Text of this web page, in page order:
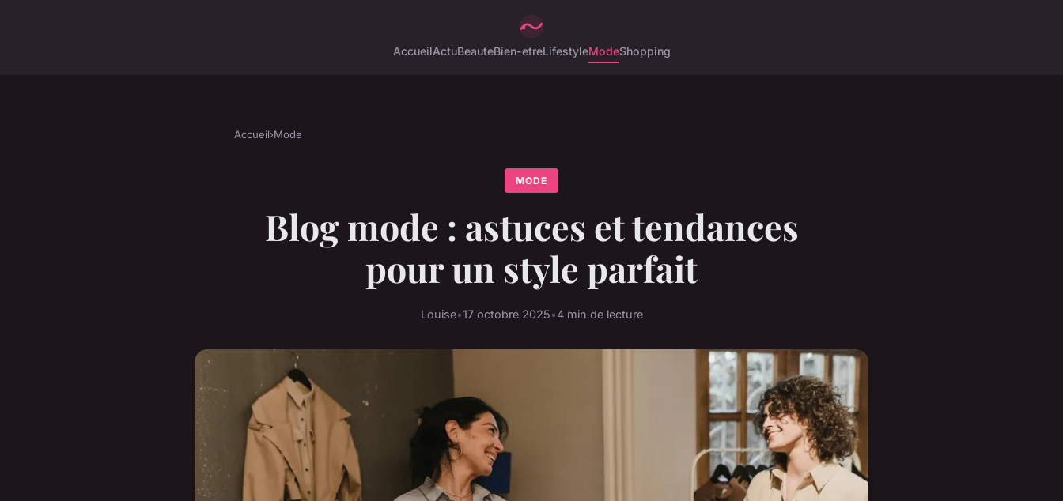
AccueilActuBeauteBien-etreLifestyleModeShopping
Accueil›Mode
MODE
Blog mode : astuces et tendances
pour un style parfait
Louise•17 octobre 2025•4 min de lecture